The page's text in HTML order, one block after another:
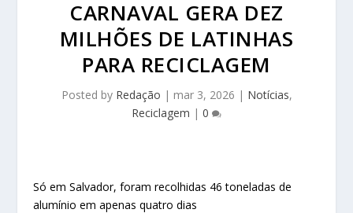
CARNAVAL GERA DEZ
MILHÕES DE LATINHAS
PARA RECICLAGEM
Posted by Redação | mar 3, 2026 | Notícias,
Reciclagem | 0
Só em Salvador, foram recolhidas 46 toneladas de
alumínio em apenas quatro dias